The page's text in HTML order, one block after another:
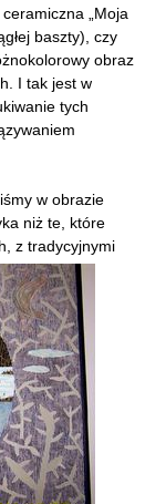
„Moja
baszty), czy
obraz
I tak jest w
tych
w obrazie
niż te, które
z tradycyjnymi